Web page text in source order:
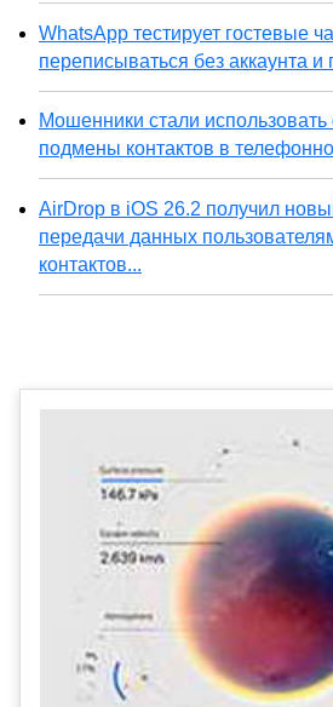
WhatsApp тестирует гостевые
переписываться без аккаунта
Мошенники стали
подмены контактов в
AirDrop в iOS 26.2 получил
передачи данных
контактов...